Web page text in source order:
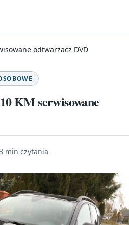
odtwarzacz DVD
KM serwisowane
min czytania